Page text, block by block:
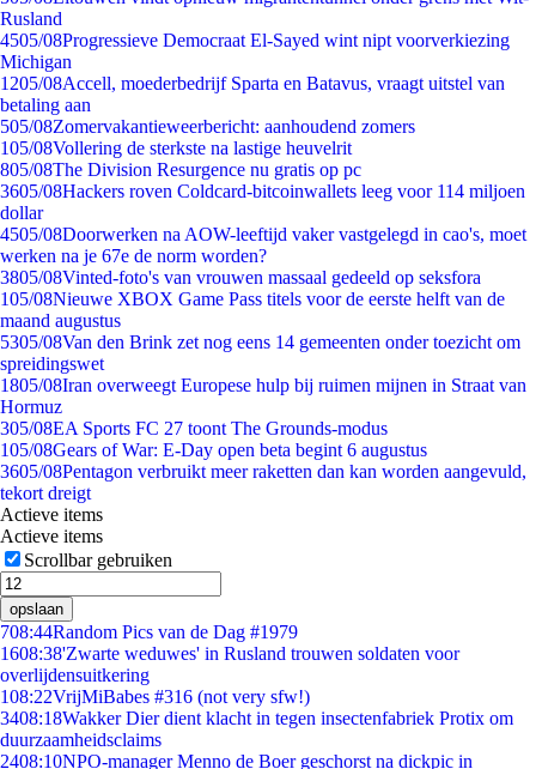
Rusland
4505/08Progressieve Democraat El-Sayed wint nipt voorverkiezing
Michigan
1205/08Accell, moederbedrijf Sparta en Batavus, vraagt uitstel van
betaling aan
505/08Zomervakantieweerbericht: aanhoudend zomers
105/08Vollering de sterkste na lastige heuvelrit
805/08The Division Resurgence nu gratis op pc
3605/08Hackers roven Coldcard-bitcoinwallets leeg voor 114 miljoen
dollar
4505/08Doorwerken na AOW-leeftijd vaker vastgelegd in cao's, moet
werken na je 67e de norm worden?
3805/08Vinted-foto's van vrouwen massaal gedeeld op seksfora
105/08Nieuwe XBOX Game Pass titels voor de eerste helft van de
maand augustus
5305/08Van den Brink zet nog eens 14 gemeenten onder toezicht om
spreidingswet
1805/08Iran overweegt Europese hulp bij ruimen mijnen in Straat van
Hormuz
305/08EA Sports FC 27 toont The Grounds-modus
105/08Gears of War: E-Day open beta begint 6 augustus
3605/08Pentagon verbruikt meer raketten dan kan worden aangevuld,
tekort dreigt
Actieve items
Actieve items
Scrollbar gebruiken
opslaan
708:44Random Pics van de Dag #1979
1608:38'Zwarte weduwes' in Rusland trouwen soldaten voor
overlijdensuitkering
108:22VrijMiBabes #316 (not very sfw!)
3408:18Wakker Dier dient klacht in tegen insectenfabriek Protix om
duurzaamheidsclaims
2408:10NPO-manager Menno de Boer geschorst na dickpic in